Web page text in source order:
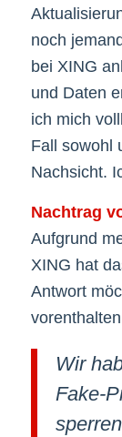
noch
bei XING
und Daten
ich mich
Fall sowohl
Nachsicht.
Nachtrag
Aufgrund
XING hat
Antwort
Wir
Fake-